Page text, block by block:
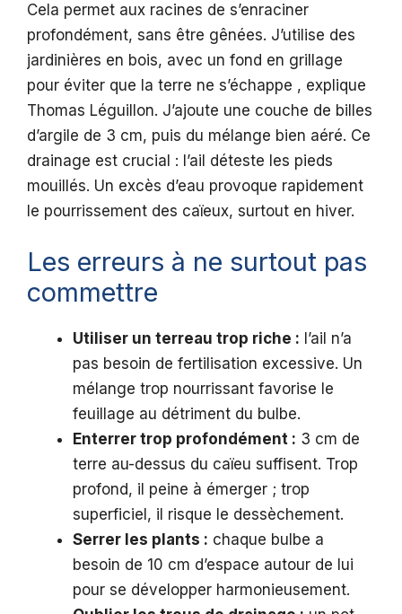
Cela permet aux racines de s’enraciner
profondément, sans être gênées. J’utilise des
jardinières en bois, avec un fond en grillage
pour éviter que la terre ne s’échappe , explique
Thomas Léguillon. J’ajoute une couche de billes
d’argile de 3 cm, puis du mélange bien aéré. Ce
drainage est crucial : l’ail déteste les pieds
mouillés. Un excès d’eau provoque rapidement
le pourrissement des caïeux, surtout en hiver.
Les erreurs à ne surtout pas
commettre
Utiliser un terreau trop riche : l’ail n’a
pas besoin de fertilisation excessive. Un
mélange trop nourrissant favorise le
feuillage au détriment du bulbe.
Enterrer trop profondément : 3 cm de
terre au-dessus du caïeu suffisent. Trop
profond, il peine à émerger ; trop
superficiel, il risque le dessèchement.
Serrer les plants : chaque bulbe a
besoin de 10 cm d’espace autour de lui
pour se développer harmonieusement.